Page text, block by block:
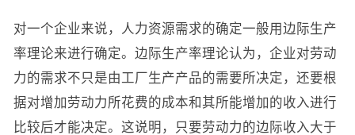
对一个企业来说，人力资源需求的确定一般用边际生产
率理论来进行确定。边际生产率理论认为，企业对劳动
力的需求不只是由工厂生产产品的需要所决定，还要根
据对增加劳动力所花费的成本和其所能增加的收入进行
比较后才能决定。这说明，只要劳动力的边际收入大于